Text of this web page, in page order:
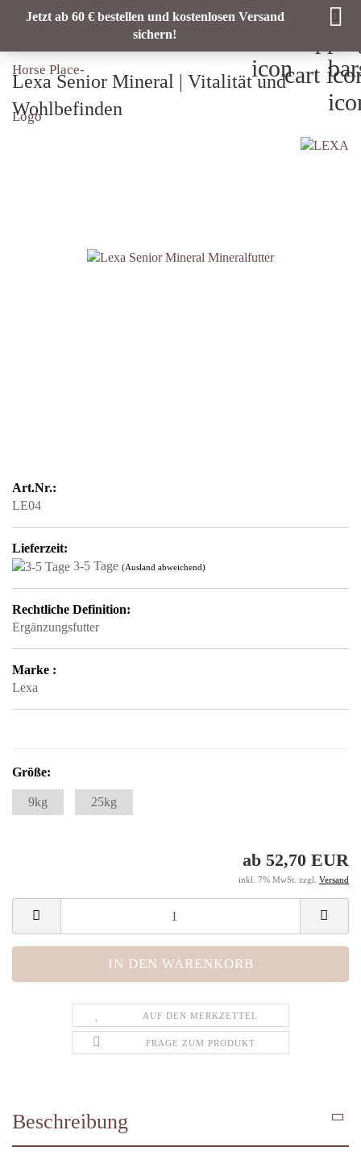
Jetzt ab 60 € bestellen und kostenlosen Versand
sichern!
Lexa Senior Mineral | Vitalität und
Wohlbefinden
Art.Nr.:
LE04
Lieferzeit:
3-5 Tage (Ausland abweichend)
Rechtliche Definition:
Ergänzungsfutter
Marke :
Lexa
Größe:
9kg 25kg
ab 52,70 EUR
inkl. 7% MwSt. zzgl. Versand
AUF DEN MERKZETTEL
FRAGE ZUM PRODUKT
Beschreibung